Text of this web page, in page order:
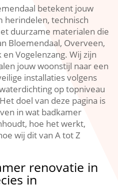
betekent jouw
herindelen, technisch
duurzame materialen die
Bloemendaal, Overveen,
Vogelenzang.​ Wij zijn
jouw woonstijl naar een
installaties volgens
op topniveau
doel van deze pagina is
in wat badkamer
hoe het werkt,
wij dit van A tot Z
renovatie in
in